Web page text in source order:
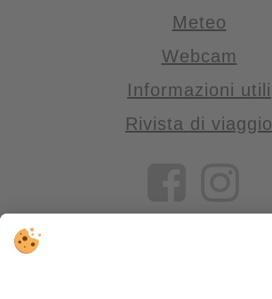
Meteo
Webcam
Informazioni utili
Rivista di viaggio